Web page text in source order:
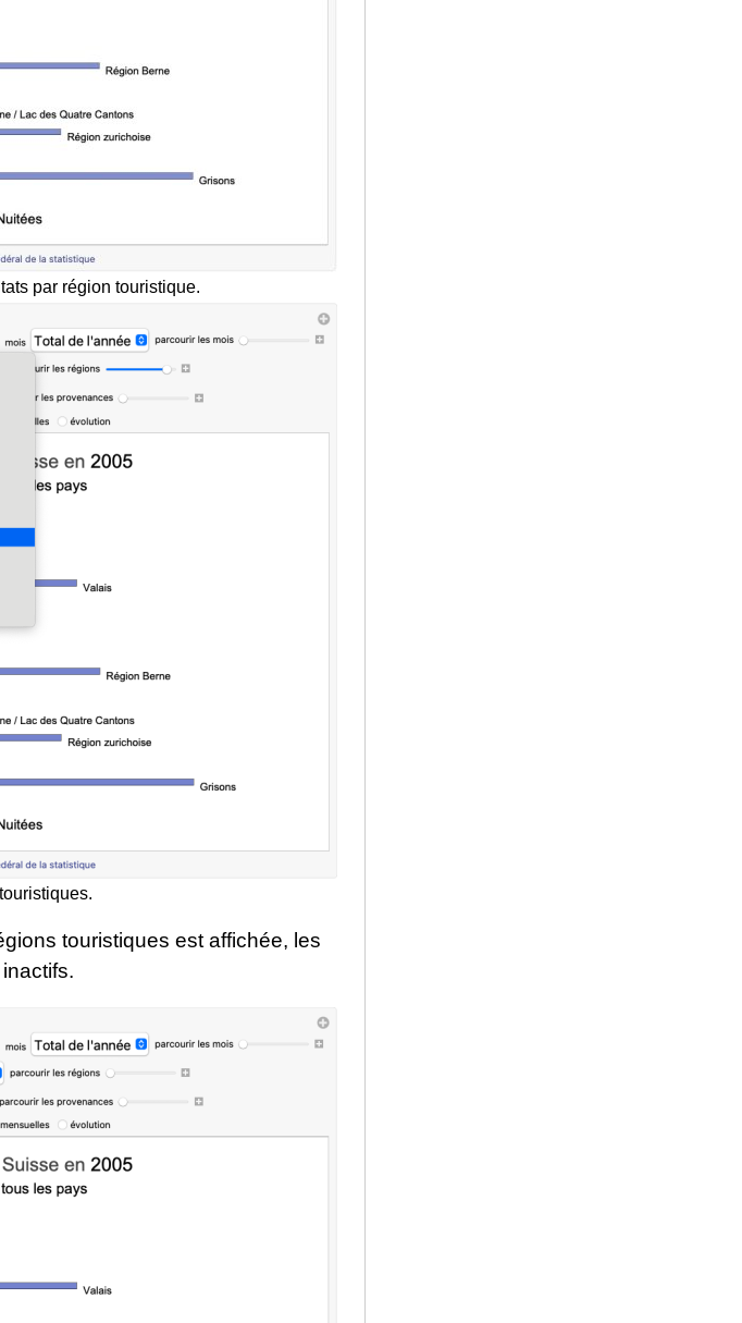
par région touristique.
touristiques est affichée, les